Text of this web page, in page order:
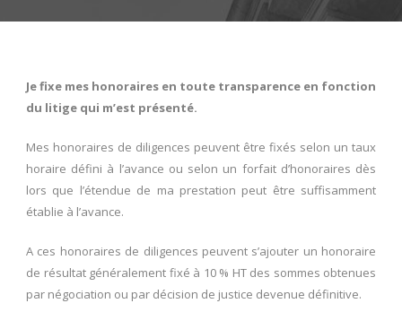
Je fixe mes honoraires en toute transparence en fonction
du litige qui m’est présenté.
Mes honoraires de diligences peuvent être fixés selon un taux
horaire défini à l’avance ou selon un forfait d’honoraires dès
lors que l’étendue de ma prestation peut être suffisamment
établie à l’avance.
A ces honoraires de diligences peuvent s’ajouter un honoraire
de résultat généralement fixé à 10 % HT des sommes obtenues
par négociation ou par décision de justice devenue définitive.